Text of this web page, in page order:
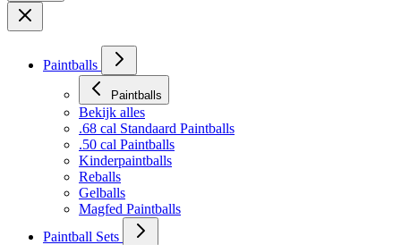
Paintballs
Paintballs
Bekijk alles
.68 cal Standaard Paintballs
.50 cal Paintballs
Kinderpaintballs
Reballs
Gelballs
Magfed Paintballs
Paintball Sets